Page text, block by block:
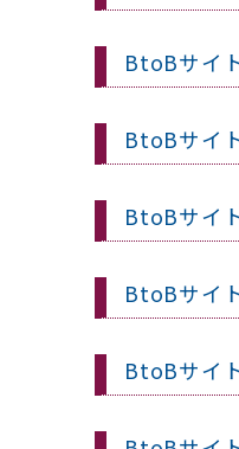
BtoBサイ
BtoBサイ
BtoBサイ
BtoBサイ
BtoBサイ